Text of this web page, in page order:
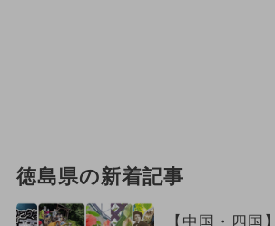
徳島県の新着記事
【中国・四国